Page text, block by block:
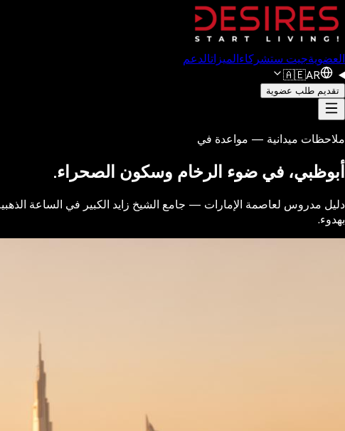
العضويةجيت ستشركاءالميزاتالدعم
🇦🇪AR
تقديم طلب عضوية
ملاحظات ميدانية — مواعدة في
أبوظبي، في ضوء الرخام وسكون الصحراء.
دليل مدروس لعاصمة الإمارات — جامع الشيخ زايد الكبير في الساعة
بهدوء.